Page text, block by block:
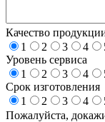
Качество
1
2 3 4
Уровень сервиса
1
2 3 4
Срок изготовления
1
2 3 4
Пожалуйста,